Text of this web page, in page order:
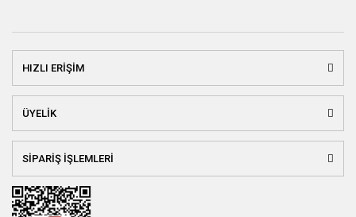
HIZLI ERİŞİM
ÜYELİK
SİPARİŞ İŞLEMLERİ